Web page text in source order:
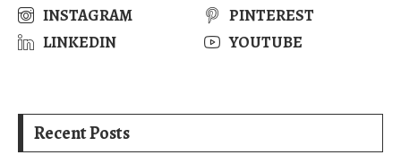
INSTAGRAM
PINTEREST
LINKEDIN
YOUTUBE
Recent Posts